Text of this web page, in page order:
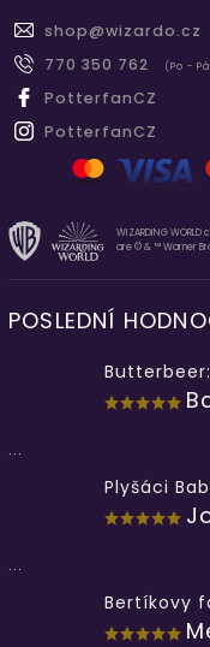
shop@wizardo.cz
770 350 762
(Po -
PotterfanCZ
PotterfanCZ
WIZARDING
are © & ™ Warner
POSLEDNÍ
...
Plyšáci
...
Bertíkovy